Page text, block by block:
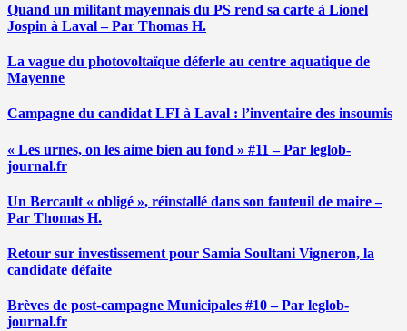
Quand un militant mayennais du PS rend sa carte à Lionel
Jospin à Laval – Par Thomas H.
La vague du photovoltaïque déferle au centre aquatique de
Mayenne
Campagne du candidat LFI à Laval : l’inventaire des insoumis
« Les urnes, on les aime bien au fond » #11 – Par leglob-
journal.fr
Un Bercault « obligé », réinstallé dans son fauteuil de maire –
Par Thomas H.
Retour sur investissement pour Samia Soultani Vigneron, la
candidate défaite
Brèves de post-campagne Municipales #10 – Par leglob-
journal.fr